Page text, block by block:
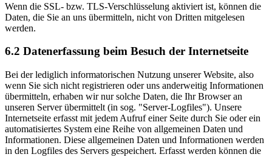
Wenn die SSL- bzw. TLS-Verschlüsselung aktiviert ist, können die
Daten, die Sie an uns übermitteln, nicht von Dritten mitgelesen
werden.
6.2 Datenerfassung beim Besuch der Internetseite
Bei der lediglich informatorischen Nutzung unserer Website, also
wenn Sie sich nicht registrieren oder uns anderweitig Informationen
übermitteln, erhaben wir nur solche Daten, die Ihr Browser an
unseren Server übermittelt (in sog. "Server-Logfiles"). Unsere
Internetseite erfasst mit jedem Aufruf einer Seite durch Sie oder ein
automatisiertes System eine Reihe von allgemeinen Daten und
Informationen. Diese allgemeinen Daten und Informationen werden
in den Logfiles des Servers gespeichert. Erfasst werden können die